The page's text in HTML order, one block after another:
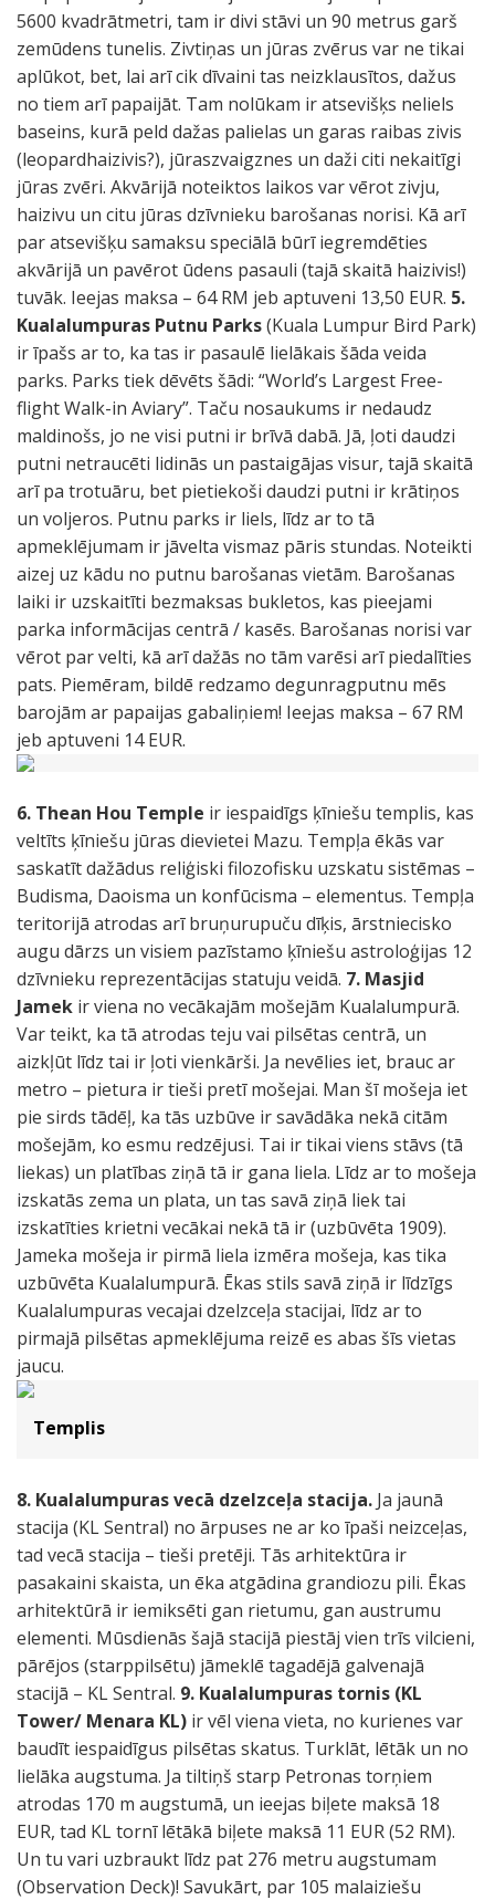
5600 kvadrātmetri, tam ir divi stāvi un 90 metrus garš
zemūdens tunelis. Zivtiņas un jūras zvērus var ne tikai
aplūkot, bet, lai arī cik dīvaini tas neizklausītos, dažus
no tiem arī papaijāt. Tam nolūkam ir atsevišķs neliels
baseins, kurā peld dažas palielas un garas raibas zivis
(leopardhaizivis?), jūraszvaigznes un daži citi nekaitīgi
jūras zvēri. Akvārijā noteiktos laikos var vērot zivju,
haizivu un citu jūras dzīvnieku barošanas norisi. Kā arī
par atsevišķu samaksu speciālā būrī iegremdēties
akvārijā un pavērot ūdens pasauli (tajā skaitā haizivis!)
tuvāk. Ieejas maksa – 64 RM jeb aptuveni 13,50 EUR. 5.
Kualalumpuras Putnu Parks(Kuala Lumpur Bird Park)
ir īpašs ar to, ka tas ir pasaulē lielākais šāda veida
parks. Parks tiek dēvēts šādi: “World’s Largest Free-
flight Walk-in Aviary”. Taču nosaukums ir nedaudz
maldinošs, jo ne visi putni ir brīvā dabā. Jā, ļoti daudzi
putni netraucēti lidinās un pastaigājas visur, tajā skaitā
arī pa trotuāru, bet pietiekoši daudzi putni ir krātiņos
un voljeros. Putnu parks ir liels, līdz ar to tā
apmeklējumam ir jāvelta vismaz pāris stundas. Noteikti
aizej uz kādu no putnu barošanas vietām. Barošanas
laiki ir uzskaitīti bezmaksas bukletos, kas pieejami
parka informācijas centrā / kasēs. Barošanas norisi var
vērot par velti, kā arī dažās no tām varēsi arī piedalīties
pats. Piemēram, bildē redzamo degunragputnu mēs
barojām ar papaijas gabaliņiem! Ieejas maksa – 67 RM
jeb aptuveni 14 EUR.
6. Thean Hou Temple ir iespaidīgs ķīniešu templis, kas
veltīts ķīniešu jūras dievietei Mazu. Tempļa ēkās var
saskatīt dažādus reliģiski filozofisku uzskatu sistēmas –
Budisma, Daoisma un konfūcisma – elementus. Tempļa
teritorijā atrodas arī bruņurupuču dīķis, ārstniecisko
augu dārzs un visiem pazīstamo ķīniešu astroloģijas 12
dzīvnieku reprezentācijas statuju veidā. 7. Masjid
Jamek ir viena no vecākajām mošejām Kualalumpurā.
Var teikt, ka tā atrodas teju vai pilsētas centrā, un
aizkļūt līdz tai ir ļoti vienkārši. Ja nevēlies iet, brauc ar
metro – pietura ir tieši pretī mošejai. Man šī mošeja iet
pie sirds tādēļ, ka tās uzbūve ir savādāka nekā citām
mošejām, ko esmu redzējusi. Tai ir tikai viens stāvs (tā
liekas) un platības ziņā tā ir gana liela. Līdz ar to mošeja
izskatās zema un plata, un tas savā ziņā liek tai
izskatīties krietni vecākai nekā tā ir (uzbūvēta 1909).
Jameka mošeja ir pirmā liela izmēra mošeja, kas tika
uzbūvēta Kualalumpurā. Ēkas stils savā ziņā ir līdzīgs
Kualalumpuras vecajai dzelzceļa stacijai, līdz ar to
pirmajā pilsētas apmeklējuma reizē es abas šīs vietas
jaucu.
Templis
8. Kualalumpuras vecā dzelzceļa stacija. Ja jaunā
stacija (KL Sentral) no ārpuses ne ar ko īpaši neizceļas,
tad vecā stacija – tieši pretēji. Tās arhitektūra ir
pasakaini skaista, un ēka atgādina grandiozu pili. Ēkas
arhitektūrā ir iemiksēti gan rietumu, gan austrumu
elementi. Mūsdienās šajā stacijā piestāj vien trīs vilcieni,
pārējos (starppilsētu) jāmeklē tagadējā galvenajā
stacijā – KL Sentral. 9. Kualalumpuras tornis (KL
Tower/ Menara KL) ir vēl viena vieta, no kurienes var
baudīt iespaidīgus pilsētas skatus. Turklāt, lētāk un no
lielāka augstuma. Ja tiltiņš starp Petronas torņiem
atrodas 170 m augstumā, un ieejas biļete maksā 18
EUR, tad KL tornī lētākā biļete maksā 11 EUR (52 RM).
Un tu vari uzbraukt līdz pat 276 metru augstumam
(Observation Deck)! Savukārt, par 105 malaiziešu